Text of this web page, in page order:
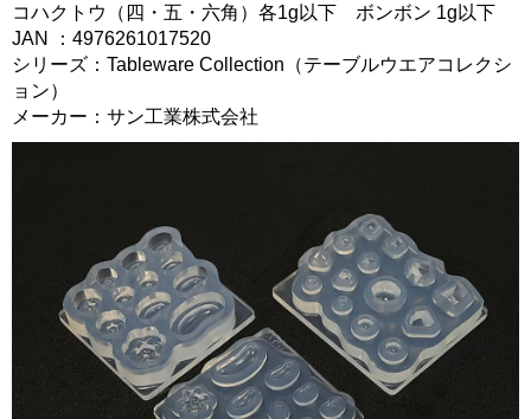
コハクトウ（四・五・六角）各1g以下 ボンボン 1g以下
JAN ：4976261017520
シリーズ：Tableware Collection（テーブルウエアコレクシ
ョン）
メーカー：サン工業株式会社